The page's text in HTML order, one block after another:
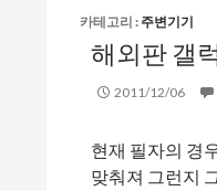
카테고리 : 주변기기
해외판 갤
2011/12/06
현재 필자의 경
맞춰져 그런지